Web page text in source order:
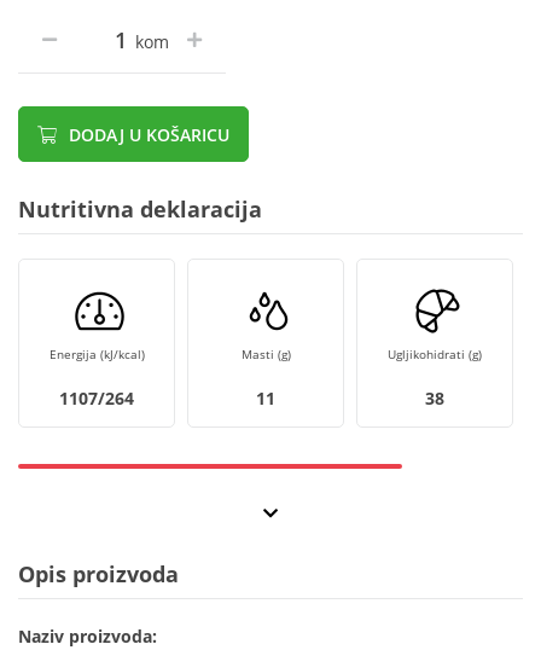
kom
DODAJ U KOŠARICU
Nutritivna deklaracija
Energija (kJ/kcal)
1107/264
Masti (g)
11
Ugljikohidrati (g)
38
Opis proizvoda
Naziv proizvoda: